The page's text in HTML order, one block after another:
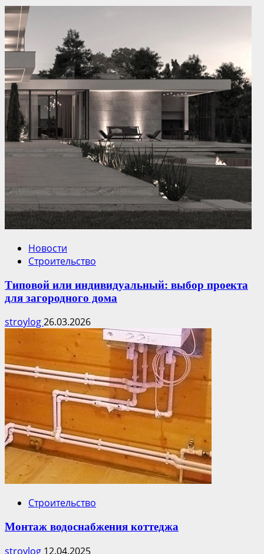
Новости
Строительство
Типовой или индивидуальный: выбор проекта
для загородного дома
stroylog26.03.2026
Строительство
Монтаж водоснабжения коттеджа
stroylog 12.04.2025